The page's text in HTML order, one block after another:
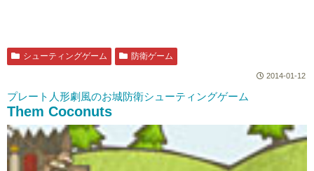
シューティングゲーム 防衛ゲーム
2014-01-12
プレート人形劇風のお城防衛シューティングゲーム
Them Coconuts